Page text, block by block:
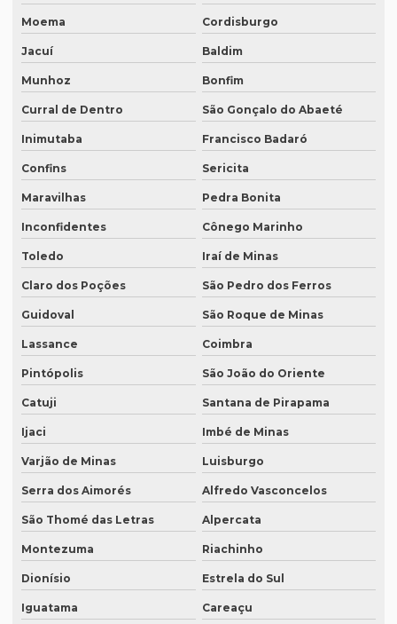
Revisão de artigos científicos
Revisão em ingles
Revisão em ingles tradução
Revisão de manuscritos literários
Revisão de teses e dissertações
Revisão de texto acadêmico preço
Revisão de texto em inglês preço
Revisão de textos academicos
Revisão de textos em alemão
Revisão de textos em árabe
Revisão de textos em coreano
Revisão de textos em francês
Revisão de textos em inglês
Revisão de textos em japonês
Revisão de textos jurídicos
Revisão de textos em mandarim
Revisão de textos em português
Revisão de textos técnicos
Moema Cordisburgo
Jacuí Baldim
Munhoz Bonfim
Curral de Dentro São Gonçalo do Abaeté
Inimutaba Francisco Badaró
Confins Sericita
Maravilhas Pedra Bonita
Inconfidentes Cônego Marinho
Toledo Iraí de Minas
Claro dos Poções São Pedro dos Ferros
Guidoval São Roque de Minas
Lassance Coimbra
Pintópolis São João do Oriente
Catuji Santana de Pirapama
Ijaci Imbé de Minas
Varjão de Minas Luisburgo
Serra dos Aimorés Alfredo Vasconcelos
São Thomé das Letras Alpercata
Montezuma Riachinho
Dionísio Estrela do Sul
Iguatama Careaçu